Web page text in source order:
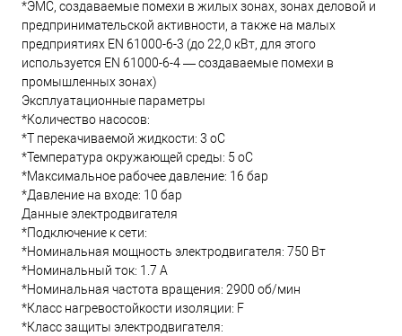
*ЭМС, создаваемые помехи в жилых зонах, зонах деловой и
предпринимательской активности, а также на малых
предприятиях EN 61000-6-3 (до 22,0 кВт, для этого
используется EN 61000-6-4 — создаваемые помехи в
промышленных зонах)
Эксплуатационные параметры
*Количество насосов:
*T перекачиваемой жидкости: 3 oC
*Температура окружающей среды: 5 oC
*Максимальное рабочее давление: 16 бар
*Давление на входе: 10 бар
Данные электродвигателя
*Подключение к сети:
*Номинальная мощность электродвигателя: 750 Вт
*Номинальный ток: 1.7 А
*Номинальная частота вращения: 2900 об/мин
*Класс нагревостойкости изоляции: F
*Класс защиты электродвигателя: